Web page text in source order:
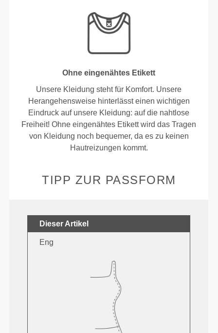
Ohne eingenähtes Etikett
Unsere Kleidung steht für Komfort. Unsere
Herangehensweise hinterlässt einen wichtigen
Eindruck auf unsere Kleidung: auf die nahtlose
Freiheit! Ohne eingenähtes Etikett wird das Tragen
von Kleidung noch bequemer, da es zu keinen
Hautreizungen kommt.
TIPP ZUR PASSFORM
Dieser Artikel
Eng